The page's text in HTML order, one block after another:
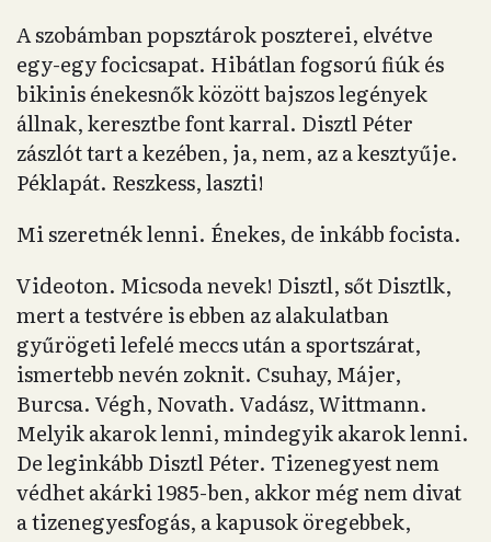
A szobámban popsztárok poszterei, elvétve
egy-egy focicsapat. Hibátlan fogsorú fiúk és
bikinis énekesnők között bajszos legények
állnak, keresztbe font karral. Disztl Péter
zászlót tart a kezében, ja, nem, az a kesztyűje.
Péklapát. Reszkess, laszti!
Mi szeretnék lenni. Énekes, de inkább focista.
Videoton. Micsoda nevek! Disztl, sőt Disztlk,
mert a testvére is ebben az alakulatban
gyűrögeti lefelé meccs után a sportszárat,
ismertebb nevén zoknit. Csuhay, Májer,
Burcsa. Végh, Novath. Vadász, Wittmann.
Melyik akarok lenni, mindegyik akarok lenni.
De leginkább Disztl Péter. Tizenegyest nem
védhet akárki 1985-ben, akkor még nem divat
a tizenegyesfogás, a kapusok öregebbek,